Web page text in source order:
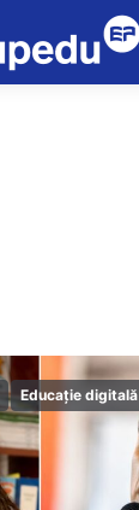
Educație digitală